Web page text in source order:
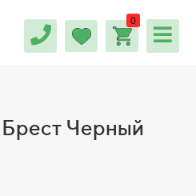
0
Брест Черный